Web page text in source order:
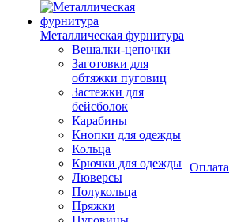
Металлическая фурнитура
Вешалки-цепочки
Заготовки для
обтяжки пуговиц
Застежки для
бейсболок
Карабины
Кнопки для одежды
Кольца
Крючки для одежды
Люверсы
Полукольца
Пряжки
Оплата